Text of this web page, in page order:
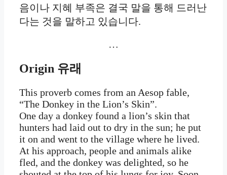
음이나 지혜 부족은 결국 말을 통해 드러난
다는 것을 말하고 있습니다.
…
Origin 유래
This proverb comes from an Aesop fable,
“The Donkey in the Lion’s Skin”.
One day a donkey found a lion’s skin that
hunters had laid out to dry in the sun; he put
it on and went to the village where he lived.
At his approach, people and animals alike
fled, and the donkey was delighted, so he